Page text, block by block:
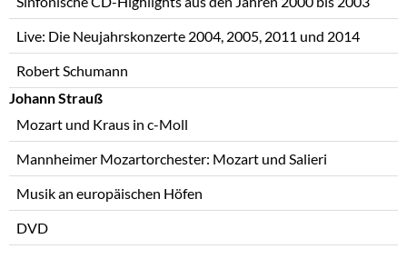
Live: Die Neujahrskonzerte 2004, 2005, 2011 und 2014
Robert Schumann
Johann Strauß
Mozart und Kraus in c-Moll
Mannheimer Mozartorchester: Mozart und Salieri
Musik an europäischen Höfen
DVD